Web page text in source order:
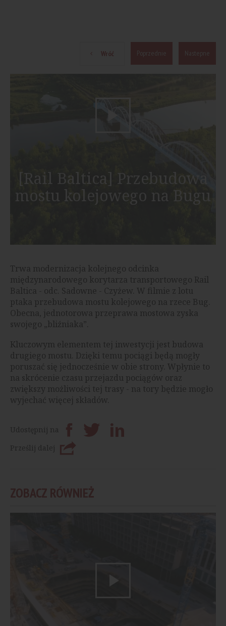
Wróć Poprzednie Nastepne
[Rail Baltica] Przebudowa
mostu kolejowego na Bugu
Trwa modernizacja kolejnego odcinka
międzynarodowego korytarza transportowego Rail
Baltica - odc. Sadowne - Czyżew. W filmie z lotu
ptaka przebudowa mostu kolejowego na rzece Bug.
Obecna, jednotorowa przeprawa mostowa zyska
swojego „bliźniaka”.
Kluczowym elementem tej inwestycji jest budowa
drugiego mostu. Dzięki temu pociągi będą mogły
poruszać się jednocześnie w obie strony. Wpłynie to
na skrócenie czasu przejazdu pociągów oraz
zwiększy możliwości tej trasy - na tory będzie mogło
wyjechać więcej składów.
Udostępnij na
Prześlij dalej
ZOBACZ RÓWNIEŻ